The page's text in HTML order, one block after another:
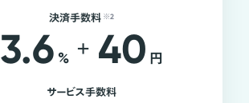
決済手数料 ※2
3.6 % + 40 円
サービス手数料